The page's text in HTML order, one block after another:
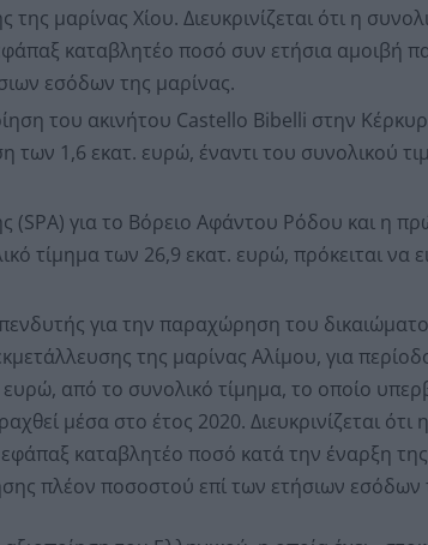
της μαρίνας Χίου. Διευκρινίζεται ότι η
καταβλητέο ποσό συν ετήσια αμοιβή
εσόδων της μαρίνας.
του ακινήτου Castello Bibelli στην
των 1,6 εκατ. ευρώ, έναντι του συνολικού
για το Βόρειο Αφάντου Ρόδου και η
τίμημα των 26,9 εκατ. ευρώ, πρόκειται να
για την παραχώρηση του
της μαρίνας Αλίμου, για
από το συνολικό τίμημα, το οποίο
μέσα στο έτος 2020. Διευκρινίζεται ότι
καταβλητέο ποσό κατά την έναρξη
πλέον ποσοστού επί των ετήσιων εσόδων